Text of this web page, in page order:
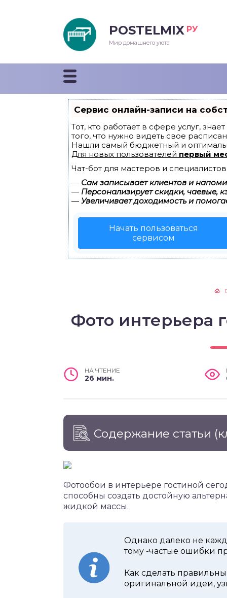
POSTELMIX РУ
Мир домашнего уюта
Сервис онлайн-записи на
Тот, кто работает в сфере услуг,
того, что нужно видеть свое
Нашли самый бюджетный и
Для новых пользователей первый
Чат-бот для мастеров и
— Сам записывает клиентов и
— Персонализирует скидки, чаевые,
— Увеличивает доходимость и
Начать пользоваться
сервисом
Фото интерьера
НА ЧТЕНИЕ
26 мин.
Содержание статьи
Фотообои в интерьере гостиной
способны создать достойную
жидкой массы.
Однако далеко не
тому -частые ошибки
Как сделать
оригинальной идеи,